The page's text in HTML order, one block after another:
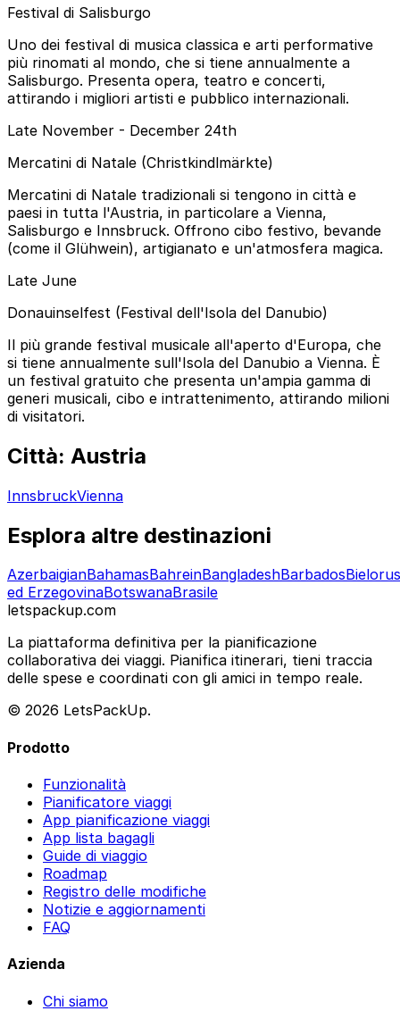
Festival di Salisburgo
Uno dei festival di musica classica e arti performative
più rinomati al mondo, che si tiene annualmente a
Salisburgo. Presenta opera, teatro e concerti,
attirando i migliori artisti e pubblico internazionali.
Late November - December 24th
Mercatini di Natale (Christkindlmärkte)
Mercatini di Natale tradizionali si tengono in città e
paesi in tutta l'Austria, in particolare a Vienna,
Salisburgo e Innsbruck. Offrono cibo festivo, bevande
(come il Glühwein), artigianato e un'atmosfera magica.
Late June
Donauinselfest (Festival dell'Isola del Danubio)
Il più grande festival musicale all'aperto d'Europa, che
si tiene annualmente sull'Isola del Danubio a Vienna. È
un festival gratuito che presenta un'ampia gamma di
generi musicali, cibo e intrattenimento, attirando milioni
di visitatori.
Città: Austria
InnsbruckVienna
Esplora altre destinazioni
AzerbaigianBahamasBahreinBangladeshBarbados
ed ErzegovinaBotswanaBrasile
letspackup.com
La piattaforma definitiva per la pianificazione
collaborativa dei viaggi. Pianifica itinerari, tieni traccia
delle spese e coordinati con gli amici in tempo reale.
© 2026 LetsPackUp.
Prodotto
Funzionalità
Pianificatore viaggi
App pianificazione viaggi
App lista bagagli
Guide di viaggio
Roadmap
Registro delle modifiche
Notizie e aggiornamenti
FAQ
Azienda
Chi siamo